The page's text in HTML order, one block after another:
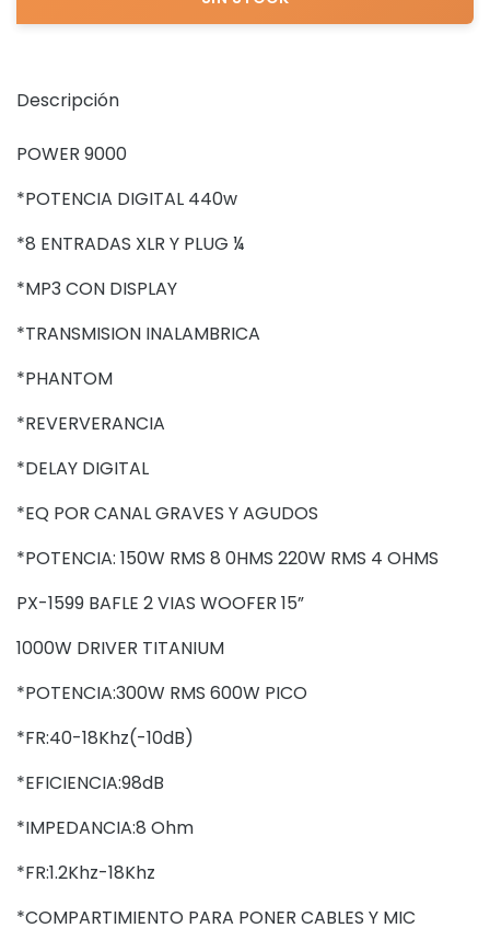
Descripción
POWER 9000
*POTENCIA DIGITAL 440w
*8 ENTRADAS XLR Y PLUG ¼
*MP3 CON DISPLAY
*TRANSMISION INALAMBRICA
*PHANTOM
*REVERVERANCIA
*DELAY DIGITAL
*EQ POR CANAL GRAVES Y AGUDOS
*POTENCIA: 150W RMS 8 0HMS 220W RMS 4 OHMS
PX-1599 BAFLE 2 VIAS WOOFER 15”
1000W DRIVER TITANIUM
*POTENCIA:300W RMS 600W PICO
*FR:40-18Khz(-10dB)
*EFICIENCIA:98dB
*IMPEDANCIA:8 Ohm
*FR:1.2Khz-18Khz
*COMPARTIMIENTO PARA PONER CABLES Y MIC